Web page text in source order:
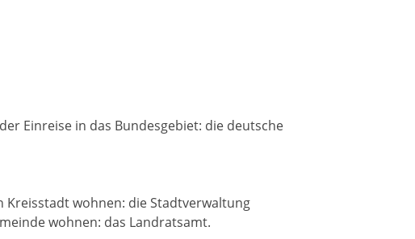
Einreise in das Bundesgebiet: die deutsche
wohnen: die Stadtverwaltung
wohnen: das Landratsamt.